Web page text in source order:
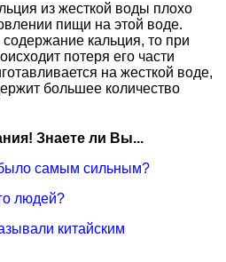
из жесткой воды плохо
пищи на этой воде.
кальция, то при
потеря его части
на жесткой воде,
большее количество
Знаете ли Вы...
самым сильным?
людей?
китайским